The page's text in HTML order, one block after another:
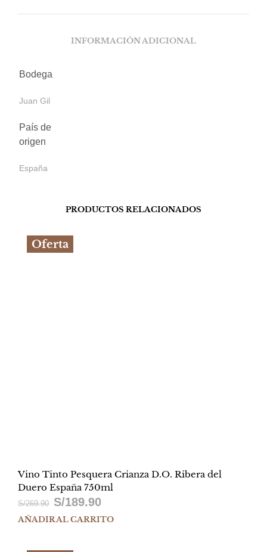
INFORMACIÓN ADICIONAL
Bodega
Juan Gil
País de
origen
España
PRODUCTOS RELACIONADOS
Oferta
Vino Tinto Pesquera Crianza D.O. Ribera del
Duero España 750ml
S/269.90 El
precio
S/189.90El
precio
AÑADIR AL CARRITO